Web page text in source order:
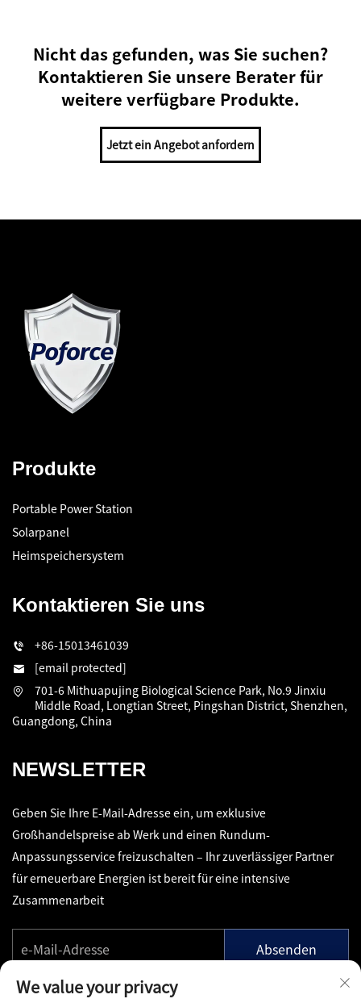
Nicht das gefunden, was Sie suchen?
Kontaktieren Sie unsere Berater für
weitere verfügbare Produkte.
Jetzt ein Angebot anfordern
Produkte
Portable Power Station
Solarpanel
Heimspeichersystem
Kontaktieren Sie uns
+86-15013461039
[email protected]
701-6 Mithuapujing Biological Science Park, No.9 Jinxiu
Middle Road, Longtian Street, Pingshan District, Shenzhen,
Guangdong, China
NEWSLETTER
Geben Sie Ihre E-Mail-Adresse ein, um exklusive
Großhandelspreise ab Werk und einen Rundum-
Anpassungsservice freizuschalten – Ihr zuverlässiger Partner
für erneuerbare Energien ist bereit für eine intensive
Zusammenarbeit
Absenden
We value your privacy